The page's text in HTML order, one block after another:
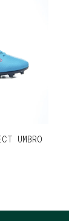
UMBRO